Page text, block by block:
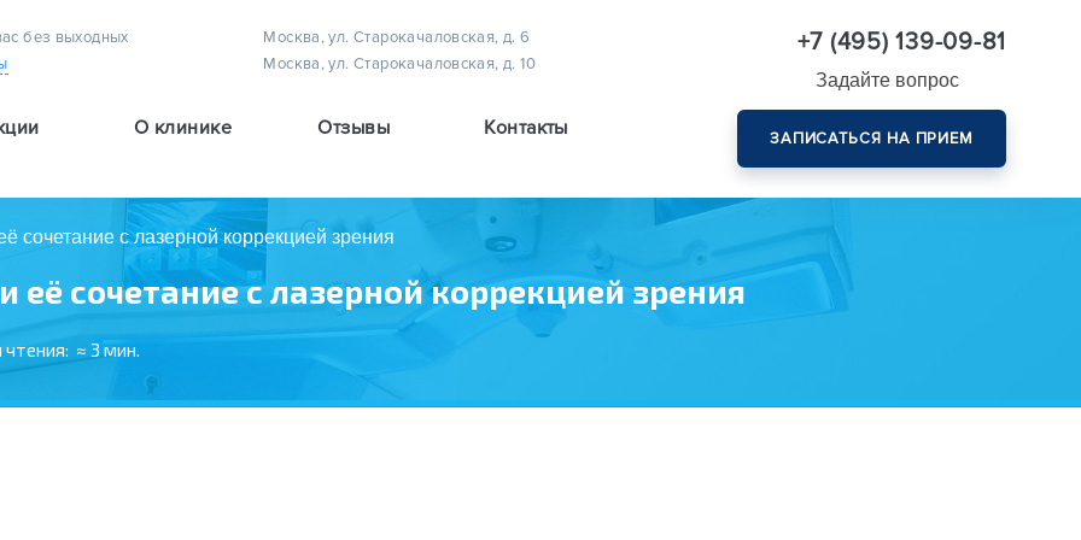
без выходных
Москва, ул. Старокачаловская, д. 6
Москва, ул. Старокачаловская, д. 10
О клинике Отзывы Контакты
+7 (495) 139-09-81
Задайте вопрос
ЗАПИСАТЬСЯ НА ПРИЕМ
сочетание с лазерной коррекцией зрения
её сочетание с лазерной коррекцией зрения
≈ 3 мин.